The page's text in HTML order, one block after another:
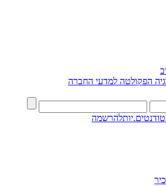
הפקולטה למדעי החברה
להרשמה